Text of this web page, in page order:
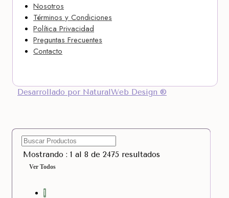
Nosotros
Términos y Condiciones
Política Privacidad
Preguntas Frecuentes
Contacto
Desarrollado por NaturalWeb Design ®
Mostrando : 1 al 8 de 2475 resultados
Ver Todos
1